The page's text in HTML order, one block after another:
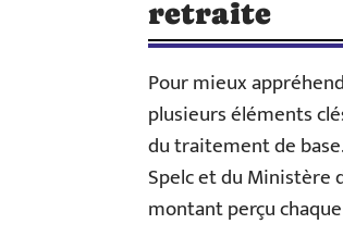
retraite
Pour mieux
plusieurs éléments
du traitement de
Spelc et du Ministère
montant perçu